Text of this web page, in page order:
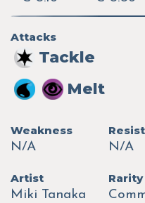
Attacks
Tackle
Melt
Weakness
N/A
N/A
Artist
Miki Tanaka
Rarity